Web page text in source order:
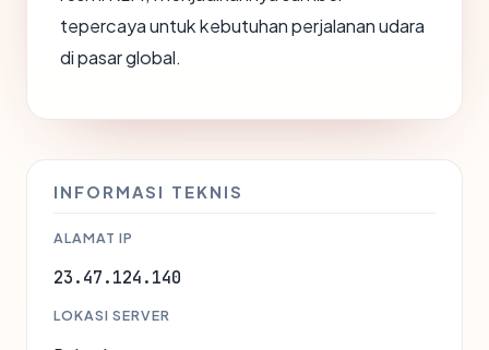
tepercaya untuk kebutuhan perjalanan udara
di pasar global.
INFORMASI TEKNIS
ALAMAT IP
23.47.124.140
LOKASI SERVER